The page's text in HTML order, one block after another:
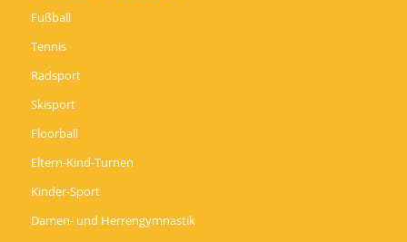
Fußball
Tennis
Radsport
Skisport
Floorball
Eltern-Kind-Turnen
Kinder-Sport
Damen- und Herrengymnastik